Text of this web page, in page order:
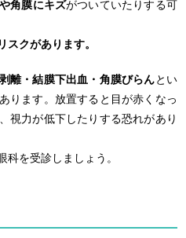
角膜にキズがついていたりする可
スクがあります。
離・結膜下出血・角膜びらんとい
ります。放置すると目が赤くなっ
視力が低下したりする恐れがあり
科を受診しましょう。